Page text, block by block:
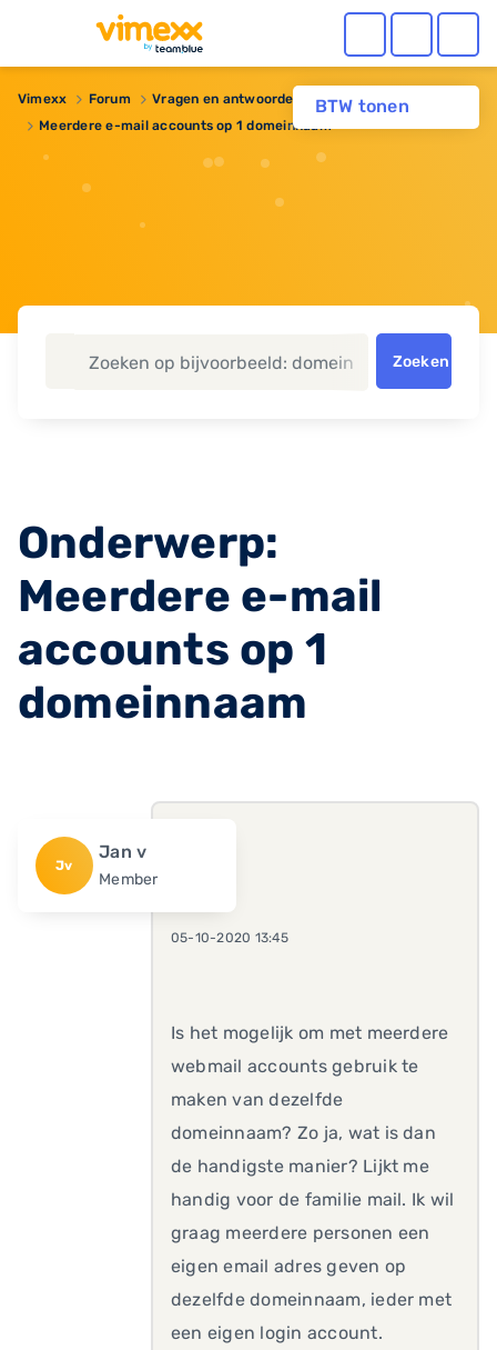
BTW tonen
Vimexx Forum Vragen en antwoorden
Domeinnaam
Meerdere e-mail accounts op 1 domeinnaam
Zoeken
Onderwerp:
Meerdere e-mail
accounts op 1
domeinnaam
Jv
Jan v
Member
05-10-2020 13:45
Is het mogelijk om met meerdere
webmail accounts gebruik te
maken van dezelfde
domeinnaam? Zo ja, wat is dan
de handigste manier? Lijkt me
handig voor de familie mail. Ik wil
graag meerdere personen een
eigen email adres geven op
dezelfde domeinnaam, ieder met
een eigen login account.